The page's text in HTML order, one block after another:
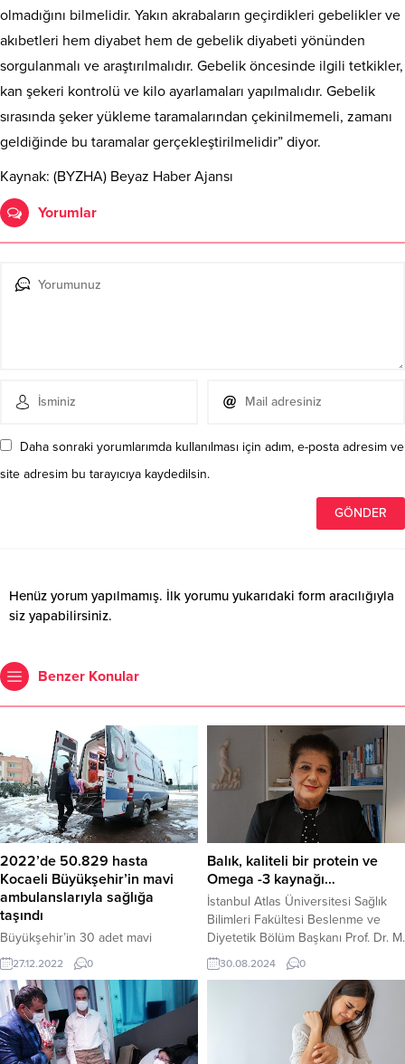
olmadığını bilmelidir. Yakın akrabaların geçirdikleri gebelikler ve
akıbetleri hem diyabet hem de gebelik diyabeti yönünden
sorgulanmalı ve araştırılmalıdır. Gebelik öncesinde ilgili tetkikler,
kan şekeri kontrolü ve kilo ayarlamaları yapılmalıdır. Gebelik
sırasında şeker yükleme taramalarından çekinilmemeli, zamanı
geldiğinde bu taramalar gerçekleştirilmelidir” diyor.
Kaynak: (BYZHA) Beyaz Haber Ajansı
Yorumlar
Daha sonraki yorumlarımda kullanılması için adım, e-posta adresim ve
site adresim bu tarayıcıya kaydedilsin.
Henüz yorum yapılmamış. İlk yorumu yukarıdaki form aracılığıyla
siz yapabilirsiniz.
Benzer Konular
2022’de 50.829 hasta
Kocaeli Büyükşehir’in mavi
ambulanslarıyla sağlığa
taşındı
Büyükşehir’in 30 adet mavi
ambulansla hizmet verdiği Hasta
Nakil Hizmetinden 2022 yılında 50
bin 829 kişi yararlandı Kocaeli
Büyükşehir Belediyesi’nin yatalak
ve yürüyemeyecek haldeki
hastaların sağlık kuruluşlarına,
27.12.2022 0
Balık, kaliteli bir protein ve
Omega -3 kaynağı…
İstanbul Atlas Üniversitesi Sağlık
Bilimleri Fakültesi Beslenme ve
Diyetetik Bölüm Başkanı Prof. Dr. M.
Emel Alphan, balık sezonunun
başlaması dolayısıyla yaptığı
açıklamada balığın beslenmedeki
yerine ilişkin değerlendirmede
30.08.2024 0